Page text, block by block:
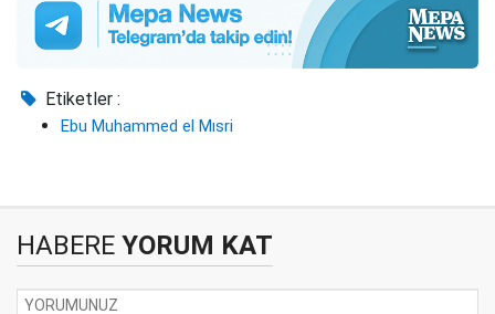
Etiketler :
Ebu Muhammed el Mısri
HABERE YORUM KAT